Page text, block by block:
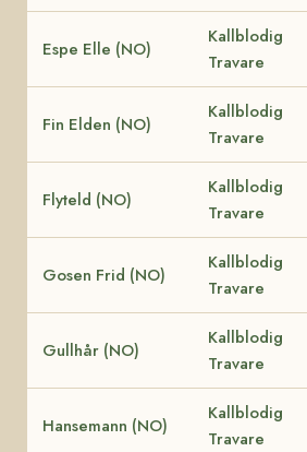
Espe Elle (NO)
Kallblodig
Travare
Fin Elden (NO)
Kallblodig
Travare
Flyteld (NO)
Kallblodig
Travare
Gosen Frid (NO)
Kallblodig
Travare
Gullhår (NO)
Kallblodig
Travare
Hansemann (NO)
Kallblodig
Travare